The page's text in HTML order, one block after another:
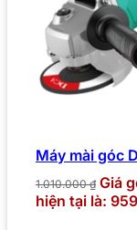
Máy mài góc
1.010.000₫ Giá
hiện tại là: